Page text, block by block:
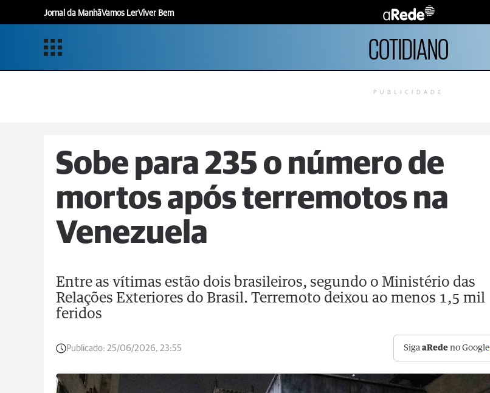
Jornal da ManhãVamos LerViver Bem
COTIDIANO
PUBLICIDADE
Sobe para 235 o número de
mortos após terremotos na
Venezuela
Entre as vítimas estão dois brasileiros, segundo o Ministério das
Relações Exteriores do Brasil. Terremoto deixou ao menos 1,5 mil
feridos
Publicado: 25/06/2026, 23:55 SigaaRede no Google